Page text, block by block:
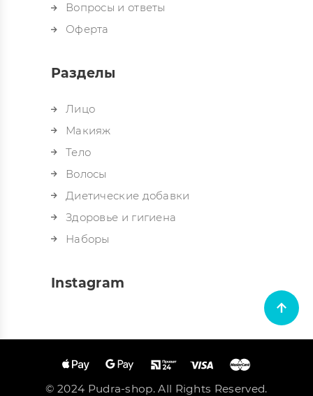
Вопросы и ответы
Оферта
Разделы
Лицо
Макияж
Тело
Волосы
Диетические добавки
Здоровье и гигиена
Наборы
Instagram
© 2024 Pudra-shop. All Rights Reserved.